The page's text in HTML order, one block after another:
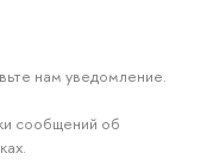
нам уведомление.
сообщений об